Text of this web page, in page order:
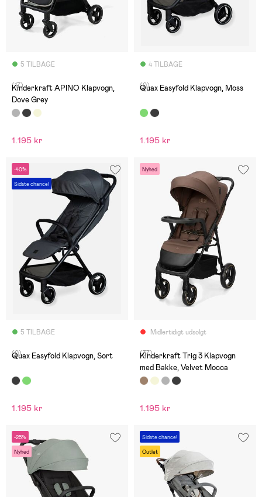
5 TILBAGE
(17)
Kinderkraft APINO Klapvogn,
Dove Grey
1.195 kr
4 TILBAGE
(0)
Quax Easyfold Klapvogn, Moss
1.195 kr
-40%
Sidste chance!
5 TILBAGE
(0)
Quax Easyfold Klapvogn, Sort
1.195 kr
Nyhed
Midlertidigt udsolgt
(37)
Kinderkraft Trig 3 Klapvogn
med Bakke, Velvet Mocca
1.195 kr
-25%
Nyhed
Sidste chance!
Outlet